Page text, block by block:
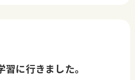
に行きました。